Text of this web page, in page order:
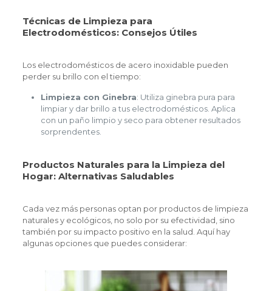
Técnicas de Limpieza para
Electrodomésticos: Consejos Útiles
Los electrodomésticos de acero inoxidable pueden
perder su brillo con el tiempo:
Limpieza con Ginebra: Utiliza ginebra pura para
limpiar y dar brillo a tus electrodomésticos. Aplica
con un paño limpio y seco para obtener resultados
sorprendentes.
Productos Naturales para la Limpieza del
Hogar: Alternativas Saludables
Cada vez más personas optan por productos de limpieza
naturales y ecológicos, no solo por su efectividad, sino
también por su impacto positivo en la salud. Aquí hay
algunas opciones que puedes considerar: